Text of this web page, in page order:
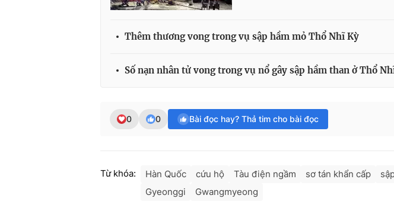
Thêm thương vong trong vụ sập hầm mỏ Thổ Nhĩ Kỳ
Số nạn nhân tử vong trong vụ nổ gây sập hầm than ở Thổ
0 0 Bài đọc hay? Thả tim cho bài đọc
Từ khóa: Hàn Quốc cứu hộ Tàu điện ngầm sơ tán khẩn cấp
Gyeonggi
Gwangmyeong